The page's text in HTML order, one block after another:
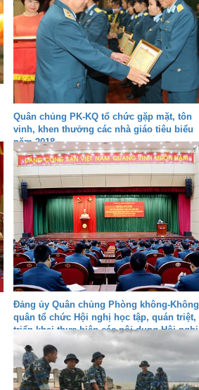
Quân chủng PK-KQ tổ chức gặp mặt, tôn
vinh, khen thưởng các nhà giáo tiêu biểu
năm 2018
Đảng ủy Quân chủng Phòng không-Không
quân tổ chức Hội nghị học tập, quán triệt,
triển khai thực hiện các nội dung Hội nghị
Trung ương 8 (Khóa XII)